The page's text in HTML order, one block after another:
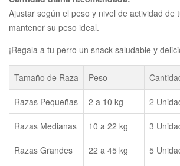
Ajustar según el peso y nivel de actividad de
mantener su peso ideal.
¡Regala a tu perro un snack saludable y
Tamaño de Raza Peso
Razas Pequeñas 2 a 10 kg 2
Razas Medianas 10 a 22 kg 3
Razas Grandes 22 a 45 kg 5